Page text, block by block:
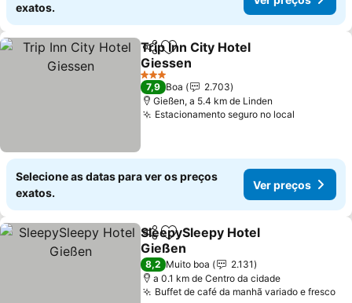
exatos.
PartilharAdicionar aos favoritos
Trip Inn City Hotel
Giessen
Ver preços
3 Estrelas
7,9 Boa
2.703
Gießen, a 5.4 km de Linden
Estacionamento seguro no local
Selecione as datas para ver os preços
exatos.
Ver preços
PartilharAdicionar aos favoritos
SleepySleepy Hotel
Gießen
Ver preços
8,2 Muito boa
2.131
a 0.1 km de Centro da cidade
Buffet de café da manhã variado e fresco